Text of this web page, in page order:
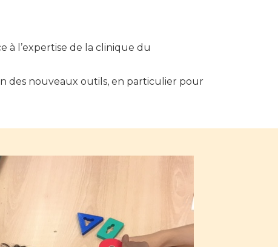
à l’expertise de la clinique du
des nouveaux outils, en particulier pour